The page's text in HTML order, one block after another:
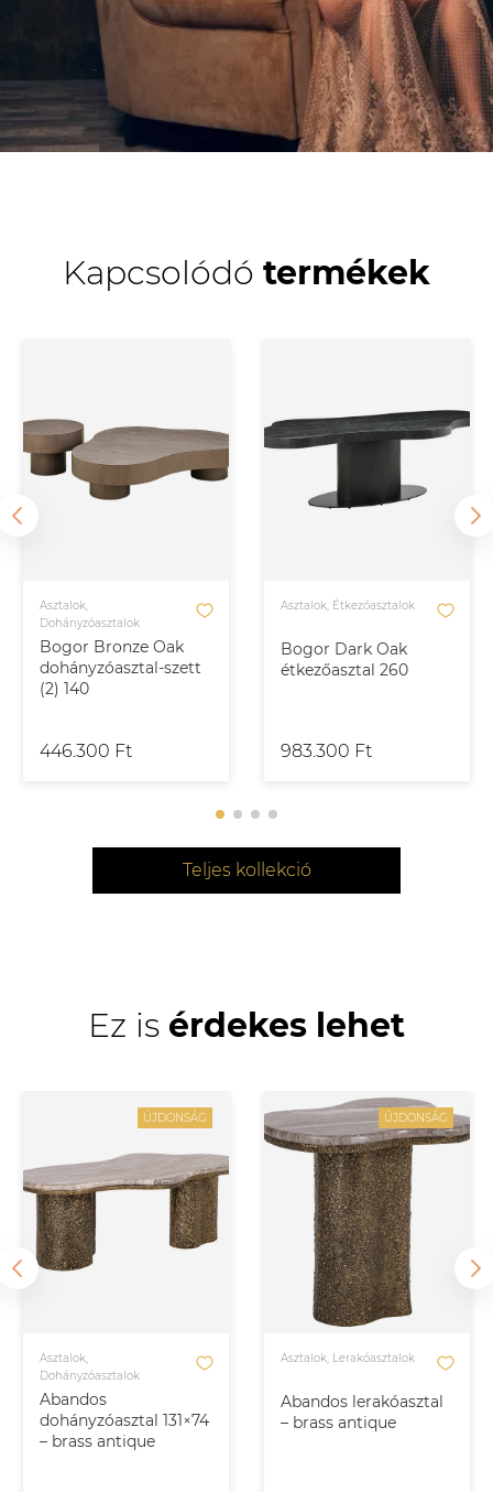
Kapcsolódó termékek
Bogor Bronze Oak
dohányzóasztal-szett
(2) 140
Asztalok,
Dohányzóasztalok
446.300 Ft
Bogor Dark Oak
étkezőasztal 260
Asztalok, Étkezőasztalok
983.300 Ft
Teljes kollekció
Ez is érdekes lehet
ÚJDONSÁG
Abandos
dohányzóasztal 131×74
– brass antique
Asztalok,
Dohányzóasztalok
ÚJDONSÁG
Abandos lerakóasztal
– brass antique
Asztalok, Lerakóasztalok